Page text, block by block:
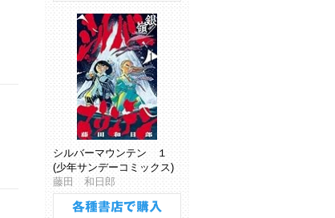
シルバーマウンテン １
(少年サンデーコミックス)
藤田 和日郎